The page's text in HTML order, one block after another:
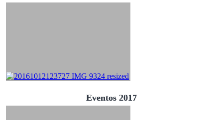
Eventos 2017